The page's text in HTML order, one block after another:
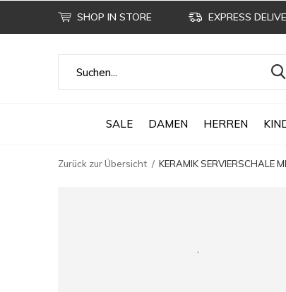
SALE DAMEN HERREN
SHOP IN STORE EXPRESS
Zurück zur Übersicht KERAMIK SERVIERSCHALE